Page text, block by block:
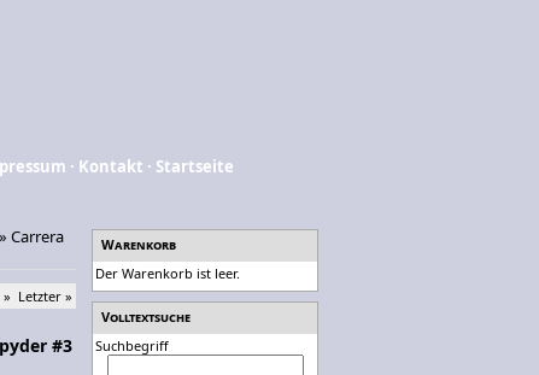
· Kontakt · Startseite
» Carrera
Letzter »
#3
Warenkorb
Der Warenkorb ist leer.
Volltextsuche
Suchbegriff